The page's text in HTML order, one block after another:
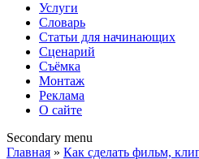
Услуги
Словарь
Статьи для начинающих
Сценарий
Съёмка
Монтаж
Реклама
О сайте
Secondary menu
Главная » Как сделать фильм,